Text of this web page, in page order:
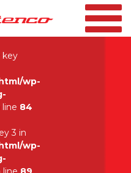
key
wp-
line 84
3 in
wp-
SECTOR